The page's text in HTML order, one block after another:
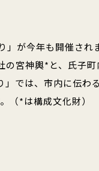
が今年も開催さ
宮神輿*と、氏子
では、市内に伝
（*は構成文化財）